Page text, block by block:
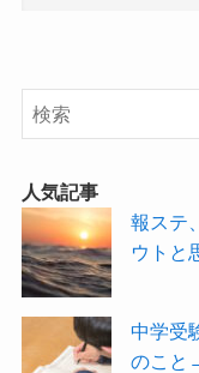
人気記事
報ステ
ウトと
中学受
のこと